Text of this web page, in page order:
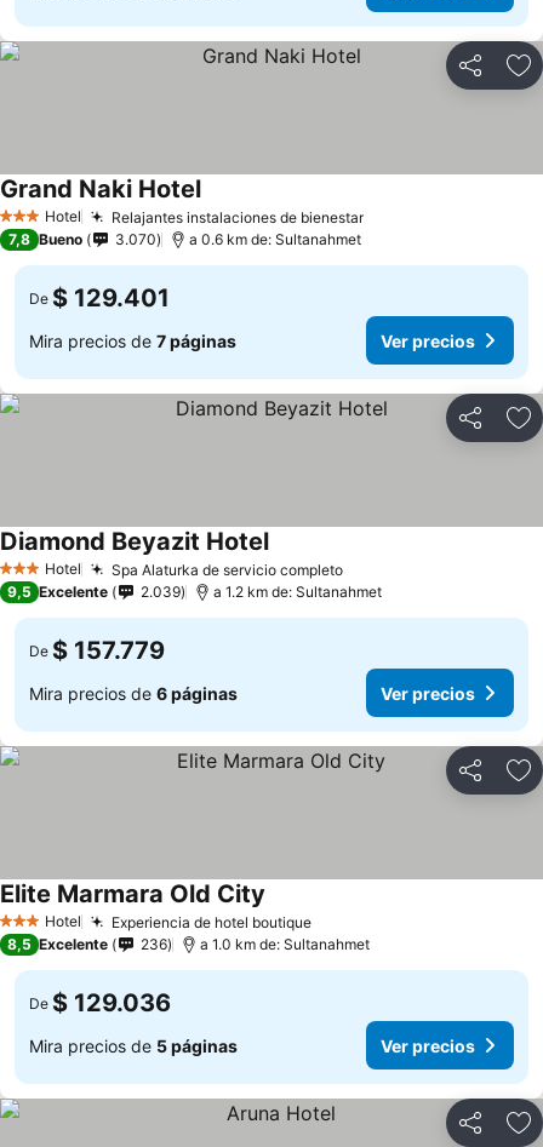
Compartir
3 Estrellas
Hotel Relajantes instalaciones de bienestarVer precios
Grand Naki HotelVer precios
7,8 Bueno 3.070 a 0.6 km de: Sultanahmet
De $ 129.401
Mira precios de 7 páginas Ver precios
Compartir
3 Estrellas
Hotel Spa Alaturka de servicio completoVer precios
Diamond Beyazit HotelVer precios
9,5 Excelente 2.039 a 1.2 km de: Sultanahmet
De $ 157.779
Mira precios de 6 páginas Ver precios
Compartir
3 Estrellas
Hotel Experiencia de hotel boutiqueVer precios
Elite Marmara Old City
8,5 Excelente 236 a 1.0 km de: Sultanahmet
De $ 129.036
Mira precios de 5 páginas Ver precios
Compartir